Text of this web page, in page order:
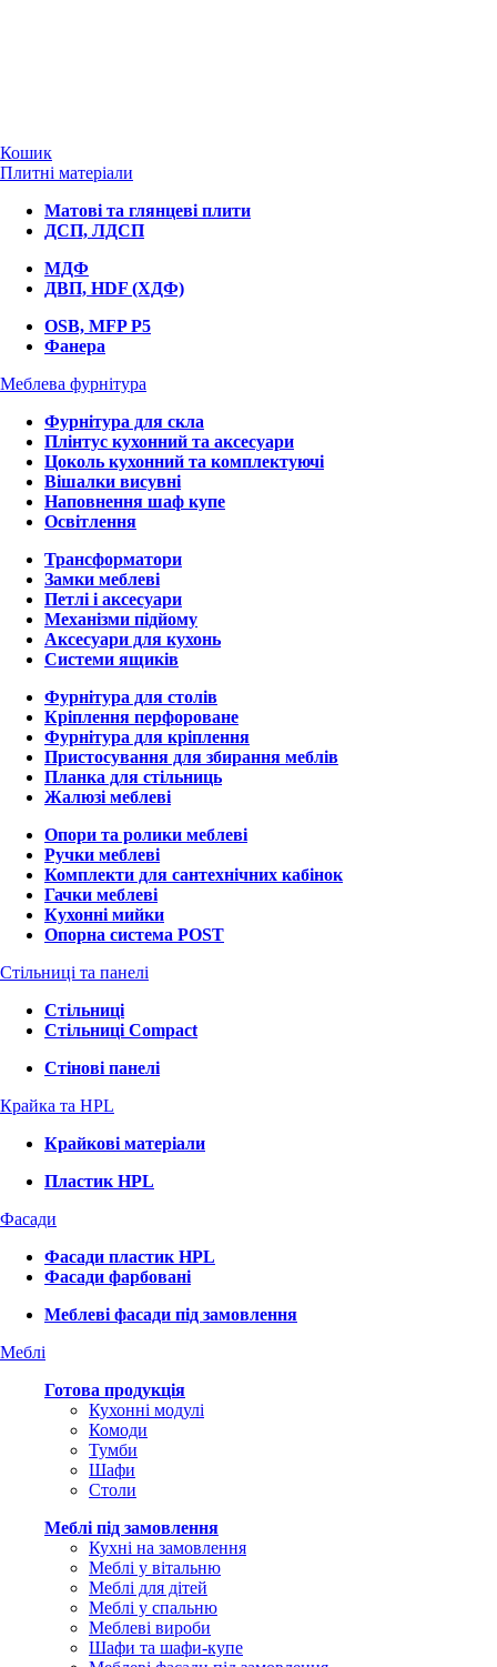
Кошик
Плитні матеріали
Матові та глянцеві плити
ДСП, ЛДСП
МДФ
ДВП, HDF (ХДФ)
OSB, MFP P5
Фанера
Меблева фурнітура
Фурнітура для скла
Плінтус кухонний та аксесуари
Цоколь кухонний та комплектуючі
Вішалки висувні
Наповнення шаф купе
Освітлення
Трансформатори
Замки меблеві
Петлі і аксесуари
Механізми підйому
Аксесуари для кухонь
Системи ящиків
Фурнітура для столів
Кріплення перфороване
Фурнітура для кріплення
Пристосування для збирання меблів
Планка для стільниць
Жалюзі меблеві
Опори та ролики меблеві
Ручки меблеві
Комплекти для сантехнічних кабінок
Гачки меблеві
Кухонні мийки
Опорна система POST
Стільниці та панелі
Стільниці
Стільниці Compact
Стінові панелі
Крайка та HPL
Крайкові матеріали
Пластик HPL
Фасади
Фасади пластик HPL
Фасади фарбовані
Меблеві фасади під замовлення
Меблі
Готова продукція
Кухонні модулі
Комоди
Тумби
Шафи
Столи
Меблі під замовлення
Кухні на замовлення
Меблі у вітальню
Меблі для дітей
Меблі у спальню
Меблеві вироби
Шафи та шафи-купе